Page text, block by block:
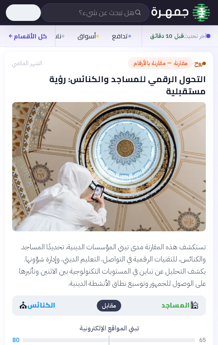
هل تبحث عن شيء؟
آخر تحديثقبل 10 دقائق تدافع أسواق ناس روح
كل الأقسام
روح› مقارنة — مقارنة بالأرقام الشهر الماضي
التحول الرقمي للمساجد والكنائس: رؤية
مستقبلية
تستكشف هذه المقارنة مدى تبني المؤسسات الدينية، تحديدًا المساجد
والكنائس، للتقنيات الرقمية في التواصل، التعليم الديني، وإدارة شؤونها.
يكشف التحليل عن تباين في المستويات التكنولوجية بين الاثنين وتأثيرها
على الوصول للجمهور وتوسيع نطاق الأنشطة الدينية.
🕌المساجد مقابل الكنائس⛪
تبني المواقع الإلكترونية
65
80